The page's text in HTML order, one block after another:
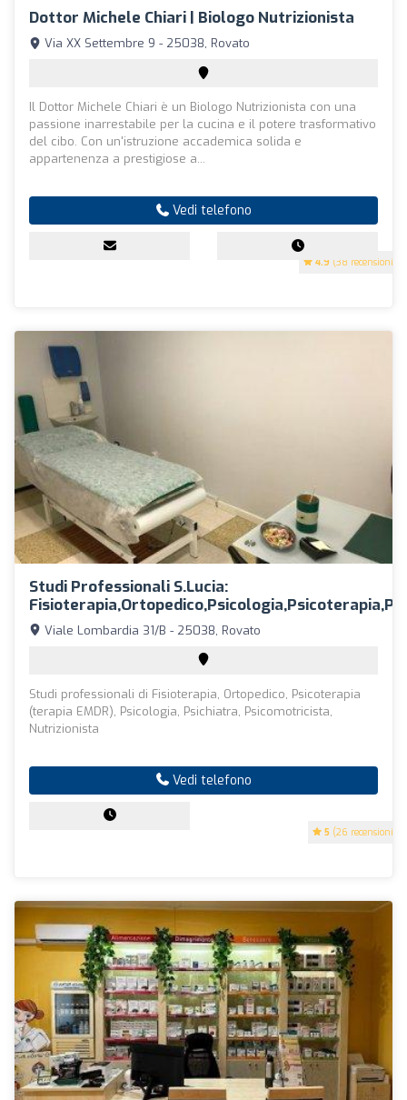
Dottor Michele Chiari | Biologo Nutrizionista
4.9 (38 recensioni)
Via XX Settembre 9 - 25038, Rovato
Il Dottor Michele Chiari è un Biologo Nutrizionista con una
passione inarrestabile per la cucina e il potere trasformativo
del cibo. Con un'istruzione accademica solida e
appartenenza a prestigiose a...
Vedi telefono
Studi Professionali S.Lucia:
5 (26 recensioni)
Viale Lombardia 31/B - 25038, Rovato
Studi professionali di Fisioterapia, Ortopedico, Psicoterapia
(terapia EMDR), Psicologia, Psichiatra, Psicomotricista,
Nutrizionista
Vedi telefono